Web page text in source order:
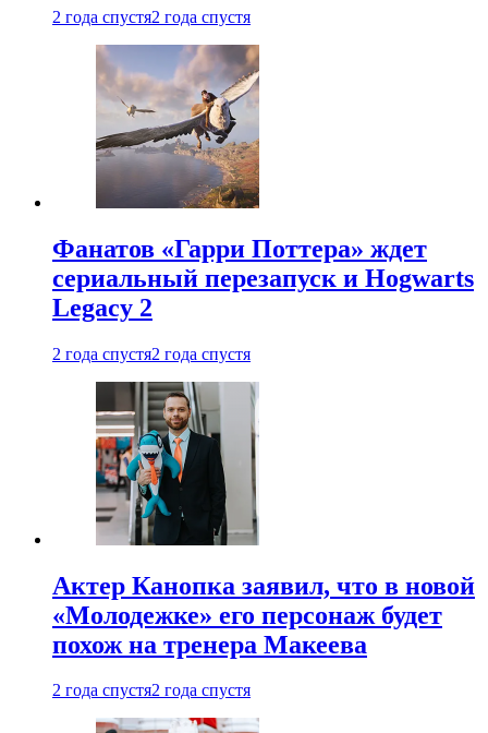
2 года спустя2 года спустя
Фанатов «Гарри Поттера» ждет
сериальный перезапуск и Hogwarts
Legacy 2
2 года спустя2 года спустя
Актер Канопка заявил, что в новой
«Молодежке» его персонаж будет
похож на тренера Макеева
2 года спустя2 года спустя